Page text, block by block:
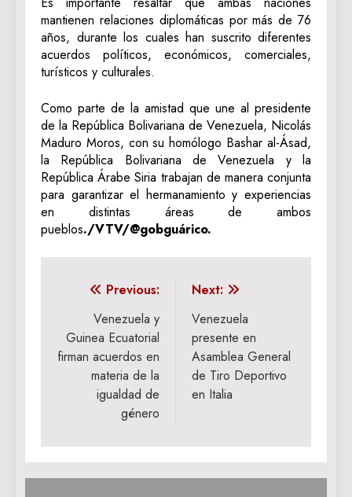
mantienen relaciones diplomáticas por más de 76
años, durante los cuales han suscrito diferentes
acuerdos políticos, económicos, comerciales,
turísticos y culturales.
Como parte de la amistad que une al presidente
de la República Bolivariana de Venezuela, Nicolás
Maduro Moros, con su homólogo Bashar al-Ásad,
la República Bolivariana de Venezuela y la
República Árabe Siria trabajan de manera conjunta
para garantizar el hermanamiento y experiencias
en distintas áreas de ambos
pueblos./VTV/@gobguárico.
Navegación
entradas
Previous:
Venezuela y
Guinea Ecuatorial
firman acuerdos en
materia de la
igualdad de
género
Next:
Venezuela
presente en
Asamblea General
de Tiro Deportivo
en Italia